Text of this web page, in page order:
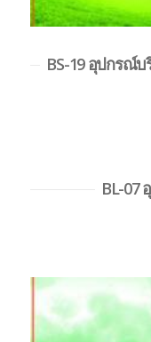
BS-19 อุปกรณ์บ
BL-07